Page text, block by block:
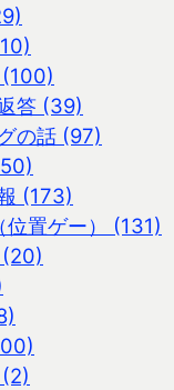
答 (39)
の話 (97)
(173)
位置ゲー） (131)
(20)